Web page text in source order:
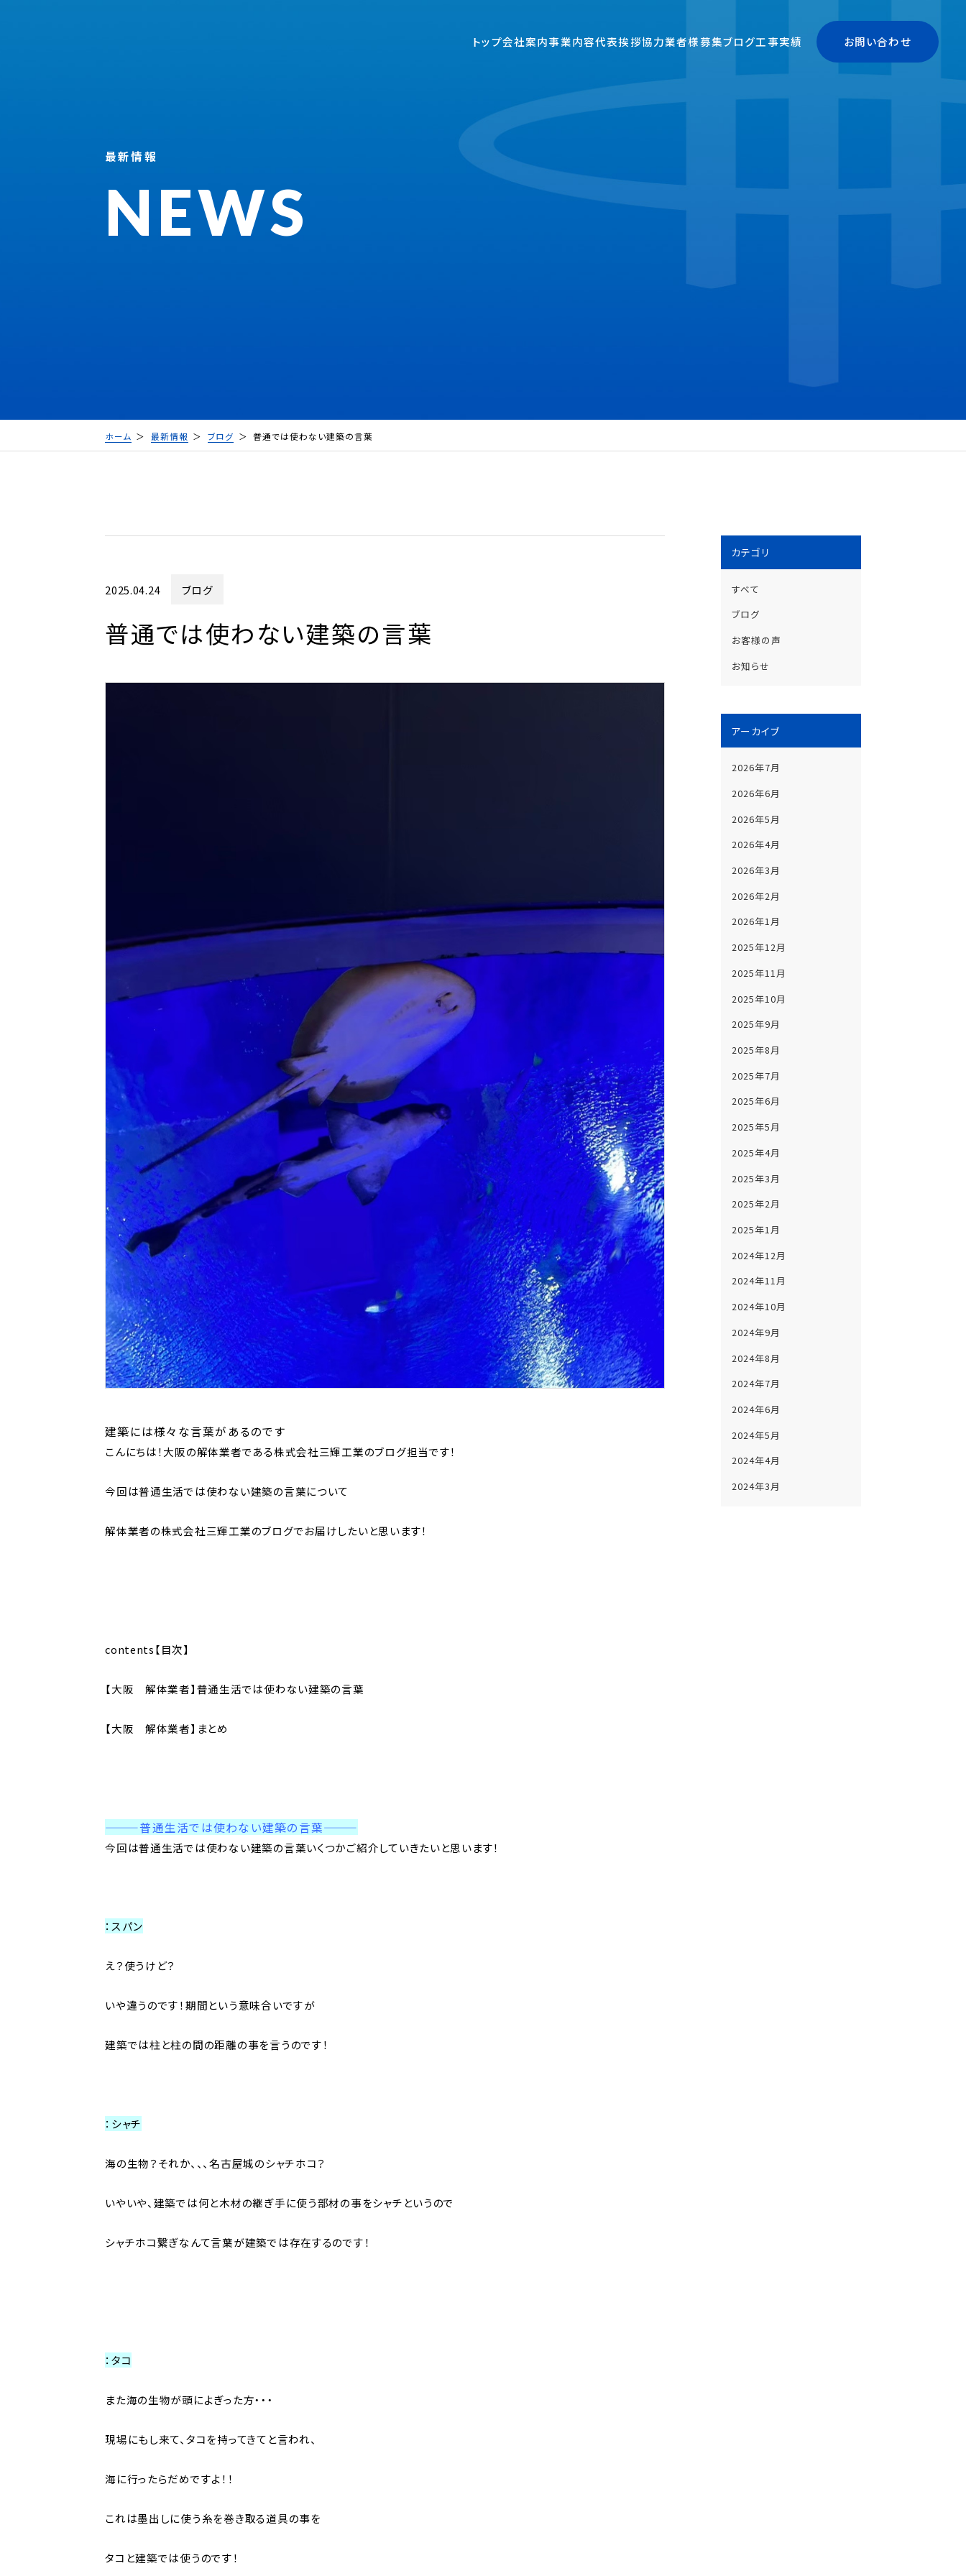
トップ会社案内事業内容代表挨拶協力業者様募集ブログ工事実績 お問い合わせ
NEWS
最新情報
ホーム 最新情報 ブログ 普通では使わない建築の言葉
2025.04.24 ブログ
普通では使わない建築の言葉
建築には様々な言葉があるのです
こんにちは！大阪の解体業者である株式会社三輝工業のブログ担当です！
今回は普通生活では使わない建築の言葉について
解体業者の株式会社三輝工業のブログでお届けしたいと思います！
contents【目次】
【大阪 解体業者】普通生活では使わない建築の言葉
【大阪 解体業者】まとめ
———普通生活では使わない建築の言葉———
今回は普通生活では使わない建築の言葉いくつかご紹介していきたいと思います！
：スパン
え？使うけど？
いや違うのです！期間という意味合いですが
建築では柱と柱の間の距離の事を言うのです！
：シャチ
海の生物？それか、、、名古屋城のシャチホコ？
いやいや、建築では何と木材の継ぎ手に使う部材の事をシャチというので
シャチホコ繋ぎなんて言葉が建築では存在するのです！
：タコ
また海の生物が頭によぎった方・・・
現場にもし来て、タコを持ってきてと言われ、
海に行ったらだめですよ！！
これは墨出しに使う糸を巻き取る道具の事を
タコと建築では使うのです！
カテゴリ
すべて
ブログ
お客様の声
お知らせ
アーカイブ
2026年7月
2026年6月
2026年5月
2026年4月
2026年3月
2026年2月
2026年1月
2025年12月
2025年11月
2025年10月
2025年9月
2025年8月
2025年7月
2025年6月
2025年5月
2025年4月
2025年3月
2025年2月
2025年1月
2024年12月
2024年11月
2024年10月
2024年9月
2024年8月
2024年7月
2024年6月
2024年5月
2024年4月
2024年3月